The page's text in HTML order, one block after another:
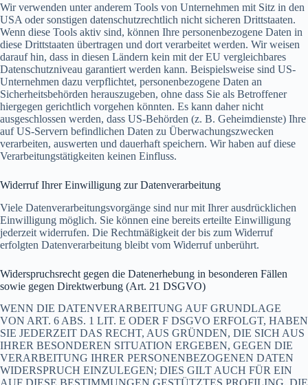
Wir verwenden unter anderem Tools von Unternehmen mit Sitz in den
USA oder sonstigen datenschutzrechtlich nicht sicheren Drittstaaten.
Wenn diese Tools aktiv sind, können Ihre personenbezogene Daten in
diese Drittstaaten übertragen und dort verarbeitet werden. Wir weisen
darauf hin, dass in diesen Ländern kein mit der EU vergleichbares
Datenschutzniveau garantiert werden kann. Beispielsweise sind US-
Unternehmen dazu verpflichtet, personenbezogene Daten an
Sicherheitsbehörden herauszugeben, ohne dass Sie als Betroffener
hiergegen gerichtlich vorgehen könnten. Es kann daher nicht
ausgeschlossen werden, dass US-Behörden (z. B. Geheimdienste) Ihre
auf US-Servern befindlichen Daten zu Überwachungszwecken
verarbeiten, auswerten und dauerhaft speichern. Wir haben auf diese
Verarbeitungstätigkeiten keinen Einfluss.
Widerruf Ihrer Einwilligung zur Datenverarbeitung
Viele Datenverarbeitungsvorgänge sind nur mit Ihrer ausdrücklichen
Einwilligung möglich. Sie können eine bereits erteilte Einwilligung
jederzeit widerrufen. Die Rechtmäßigkeit der bis zum Widerruf
erfolgten Datenverarbeitung bleibt vom Widerruf unberührt.
Widerspruchsrecht gegen die Datenerhebung in besonderen Fällen
sowie gegen Direktwerbung (Art. 21 DSGVO)
WENN DIE DATENVERARBEITUNG AUF GRUNDLAGE
VON ART. 6 ABS. 1 LIT. E ODER F DSGVO ERFOLGT, HABEN
SIE JEDERZEIT DAS RECHT, AUS GRÜNDEN, DIE SICH AUS
IHRER BESONDEREN SITUATION ERGEBEN, GEGEN DIE
VERARBEITUNG IHRER PERSONENBEZOGENEN DATEN
WIDERSPRUCH EINZULEGEN; DIES GILT AUCH FÜR EIN